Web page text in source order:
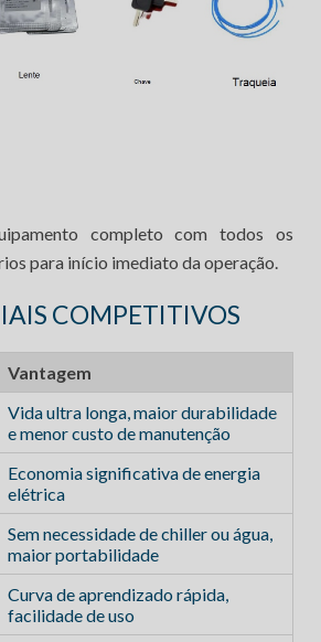
completo com todos os
para início imediato da operação.
COMPETITIVOS
Vantagem
Vida ultra longa, maior durabilidade
e menor custo de manutenção
Economia significativa de energia
elétrica
Sem necessidade de chiller ou água,
maior portabilidade
Curva de aprendizado rápida,
facilidade de uso